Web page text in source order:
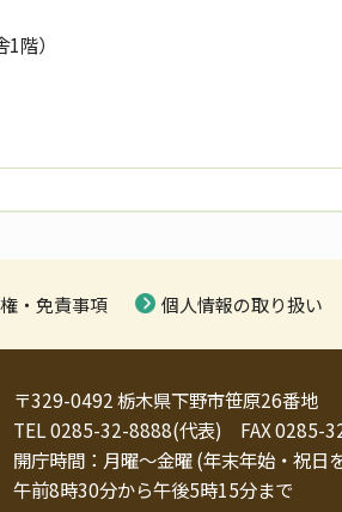
階）
・免責事項 個人情報の取り扱い
〒329-0492 栃木県下野市笹原26番地
TEL 0285-32-8888(代表) FAX 0285-
開庁時間：月曜～金曜 (年末年始・祝日
午前8時30分から午後5時15分まで